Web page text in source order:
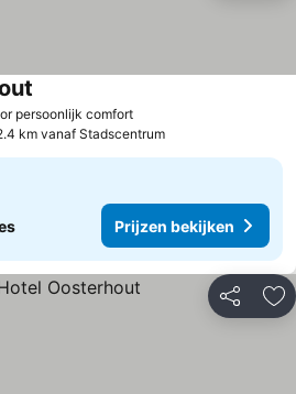
persoonlijk comfort
km vanaf Stadscentrum
Prijzen bekijken
Delen